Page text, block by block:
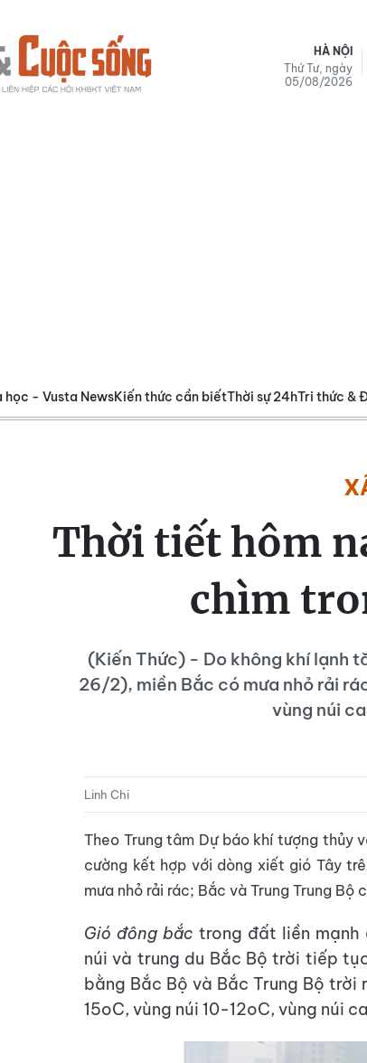
HÀ NỘI
Thứ Tư, ngày
05/08/2026
học - Vusta NewsKiến thức cần biếtThời sự 24hTri thức &
Thời tiết hôm
chìm
(Kiến Thức) - Do không khí lạnh
26/2), miền Bắc có mưa nhỏ rải
vùng núi
Linh Chi
Theo Trung tâm Dự báo khí tượng thủy
cường kết hợp với dòng xiết gió Tây
mưa nhỏ rải rác; Bắc và Trung Trung Bộ
Gió đông bắc trong đất liền
núi và trung du Bắc Bộ trời tiếp
bằng Bắc Bộ và Bắc Trung Bộ
15oC, vùng núi 10-12oC, vùng núi